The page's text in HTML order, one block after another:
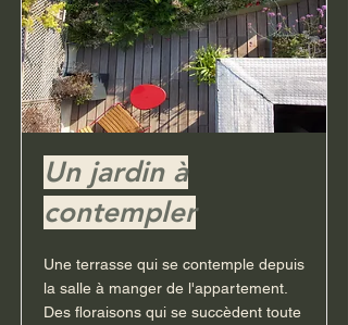
Un jardin à
contempler
Une terrasse qui se contemple depuis
la salle à manger de l'appartement.
Des floraisons qui se succèdent toute